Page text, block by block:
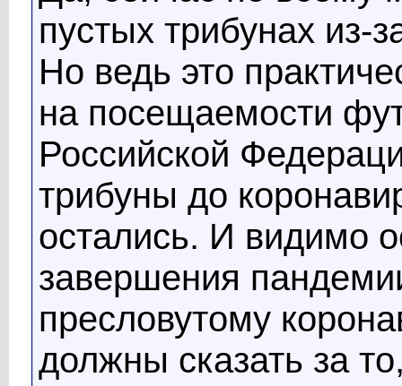
пустых трибунах из-
Но ведь это
на посещаемости
Российской
трибуны до
остались. И видимо
завершения
пресловутому
должны сказать за